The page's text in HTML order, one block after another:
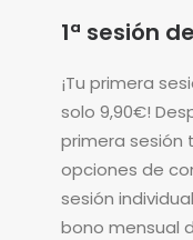
1ª sesión
¡Tu primera
solo 9,90€!
primera sesión
opciones de
sesión
bono mensual